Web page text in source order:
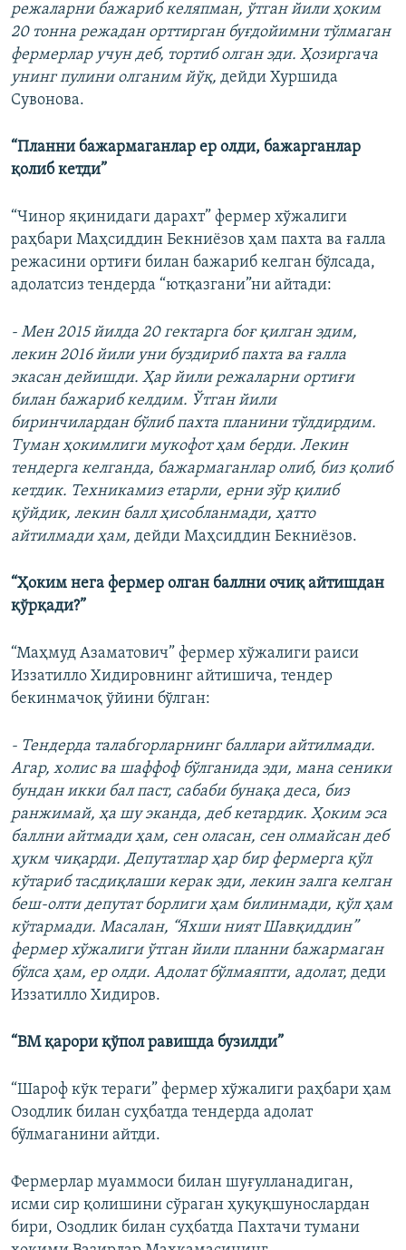
режаларни бажариб келяпман, ўтган йили ҳоким
20 тонна режадан орттирган буғдойимни тўлмаган
фермерлар учун деб, тортиб олган эди. Ҳозиргача
унинг пулини олганим йўқ, дейди Хуршида
Сувонова.
“Планни бажармаганлар ер олди, бажарганлар
қолиб кетди”
“Чинор яқинидаги дарахт” фермер хўжалиги
раҳбари Маҳсиддин Бекниёзов ҳам пахта ва ғалла
режасини ортиғи билан бажариб келган бўлсада,
адолатсиз тендерда “ютқазгани”ни айтади:
- Мен 2015 йилда 20 гектарга боғ қилган эдим,
лекин 2016 йили уни буздириб пахта ва ғалла
экасан дейишди. Ҳар йили режаларни ортиғи
билан бажариб келдим. Ўтган йили
биринчилардан бўлиб пахта планини тўлдирдим.
Туман ҳокимлиги мукофот ҳам берди. Лекин
тендерга келганда, бажармаганлар олиб, биз қолиб
кетдик. Техникамиз етарли, ерни зўр қилиб
қўйдик, лекин балл ҳисобланмади, ҳатто
айтилмади ҳам, дейди Маҳсиддин Бекниёзов.
“Ҳоким нега фермер олган баллни очиқ айтишдан
қўрқади?”
“Маҳмуд Азаматович” фермер хўжалиги раиси
Иззатилло Хидировнинг айтишича, тендер
бекинмачоқ ўйини бўлган:
- Тендерда талабгорларнинг баллари айтилмади.
Агар, холис ва шаффоф бўлганида эди, мана сеники
бундан икки бал паст, сабаби бунақа деса, биз
ранжимай, ҳа шу эканда, деб кетардик. Ҳоким эса
баллни айтмади ҳам, сен оласан, cен олмайсан деб
ҳукм чиқарди. Депутатлар ҳар бир фермерга қўл
кўтариб тасдиқлаши керак эди, лекин залга келган
беш-олти депутат борлиги ҳам билинмади, қўл ҳам
кўтармади. Масалан, “Яхши ният Шавқиддин”
фермер хўжалиги ўтган йили планни бажармаган
бўлса ҳам, ер олди. Адолат бўлмаяпти, адолат, деди
Иззатилло Хидиров.
“ВМ қарори қўпол равишда бузилди”
“Шароф кўк тераги” фермер хўжалиги раҳбари ҳам
Озодлик билан суҳбатда тендерда адолат
бўлмаганини айтди.
Фермерлар муаммоси билан шуғулланадиган,
исми сир қолишини сўраган ҳуқуқшунослардан
бири, Озодлик билан суҳбатда Пахтачи тумани